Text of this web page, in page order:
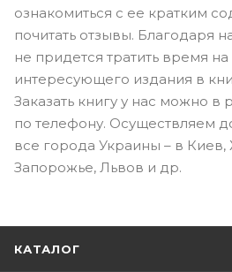
ознакомиться с ее кратким
почитать отзывы. Благодаря
не придется тратить время
интересующего издания в
Заказать книгу у нас можно
по телефону. Осуществляем
все города Украины – в Киев,
Запорожье, Львов и др.
КАТАЛОГ